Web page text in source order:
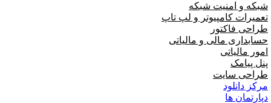
شبکه و امنیت شبکه
تعمیرات کامپیوتر و لپ تاپ
طراحی فاکتور
حسابداری مالی و مالیاتی
امور مالیاتی
پنل پیامک
طراحی سایت
مرکز دانلود
دپارتمان ها